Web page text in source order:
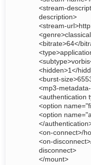
<stream-
description>
<stream-
<bitrate>64</
<hidden>1</
<burst-
<mp3-
<authentication
<option
<option
</
<on-connect>/
<on-
disconnect>
</mount>